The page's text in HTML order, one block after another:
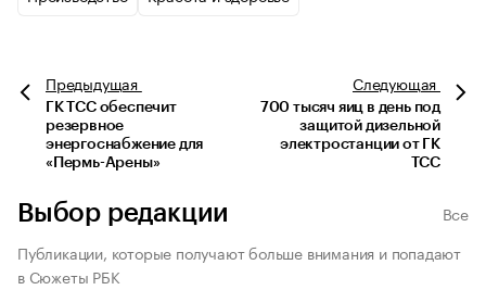
Предыдущая
ГК ТСС обеспечит
резервное
энергоснабжение для
«Пермь-Арены»
Следующая
700 тысяч яиц в день под
защитой дизельной
электростанции от ГК
ТСС
Выбор редакции
Все
Публикации, которые получают больше внимания и попадают
в Сюжеты РБК